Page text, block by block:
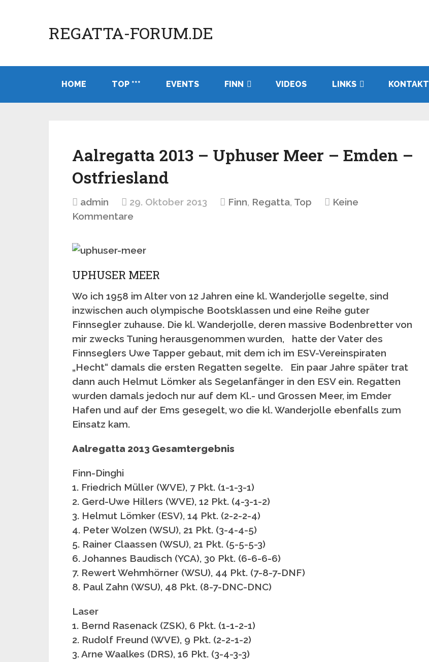
REGATTA-FORUM.DE
HOME TOP *** EVENTS FINN VIDEOS LINKS KONTAKT
Aalregatta 2013 – Uphuser Meer – Emden –
Ostfriesland
admin 29. Oktober 2013 Finn, Regatta, Top
Keine
Kommentare
UPHUSER MEER
Wo ich 1958 im Alter von 12 Jahren eine kl. Wanderjolle segelte, sind
inzwischen auch olympische Bootsklassen und eine Reihe guter
Finnsegler zuhause. Die kl. Wanderjolle, deren massive Bodenbretter von
mir zwecks Tuning herausgenommen wurden, hatte der Vater des
Finnseglers Uwe Tapper gebaut, mit dem ich im ESV-Vereinspiraten
„Hecht“ damals die ersten Regatten segelte. Ein paar Jahre später trat
dann auch Helmut Lömker als Segelanfänger in den ESV ein. Regatten
wurden damals jedoch nur auf dem Kl.- und Grossen Meer, im Emder
Hafen und auf der Ems gesegelt, wo die kl. Wanderjolle ebenfalls zum
Einsatz kam.
Aalregatta 2013 Gesamtergebnis
Finn-Dinghi
1. Friedrich Müller (WVE), 7 Pkt. (1-1-3-1)
2. Gerd-Uwe Hillers (WVE), 12 Pkt. (4-3-1-2)
3. Helmut Lömker (ESV), 14 Pkt. (2-2-2-4)
4. Peter Wolzen (WSU), 21 Pkt. (3-4-4-5)
5. Rainer Claassen (WSU), 21 Pkt. (5-5-5-3)
6. Johannes Baudisch (YCA), 30 Pkt. (6-6-6-6)
7. Rewert Wehmhörner (WSU), 44 Pkt. (7-8-7-DNF)
8. Paul Zahn (WSU), 48 Pkt. (8-7-DNC-DNC)
Laser
1. Bernd Rasenack (ZSK), 6 Pkt. (1-1-2-1)
2. Rudolf Freund (WVE), 9 Pkt. (2-2-1-2)
3. Arne Waalkes (DRS), 16 Pkt. (3-4-3-3)